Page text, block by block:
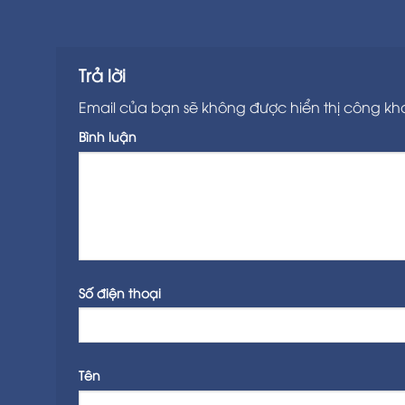
Trả lời
Email của bạn sẽ không được hiển thị công
Bình luận
Số điện thoại
Tên